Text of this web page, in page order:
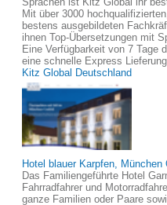
Mit über 3000
bestens ausgebildeten
ihnen Top-Übersetzungen mit
Eine Verfügbarkeit von 7 Tage
eine schnelle Express
Kitz Global Deutschland
Hotel blauer Karpfen, München
Das Familiengeführte Hotel
Fahrradfahrer und
ganze Familien oder Paare